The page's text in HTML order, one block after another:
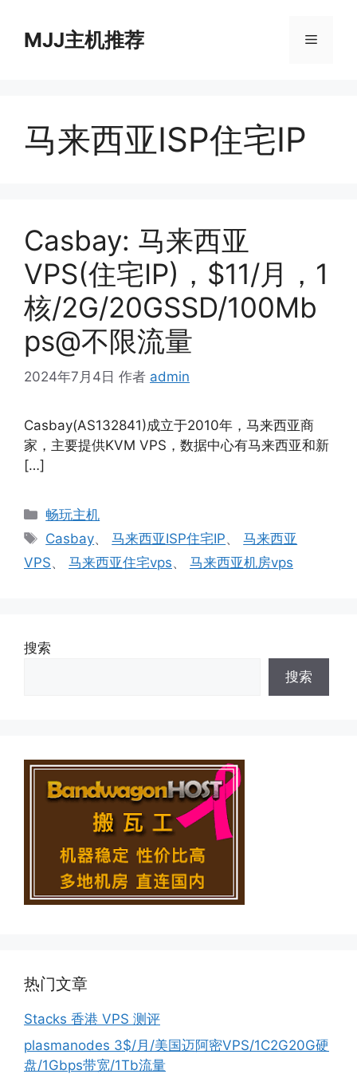
MJJ主机推荐 菜
马来西亚ISP住宅IP
Casbay: 马来西亚
VPS(住宅IP)，$11/月，1
核/2G/20GSSD/100Mb
ps@不限流量
2024年7月4日 作者 admin
Casbay(AS132841)成立于2010年，马来西亚商
家，主要提供KVM VPS，数据中心有马来西亚和新
[…]
分
类
畅玩主机
标
签
Casbay、马来西亚ISP住宅IP、马来西亚
VPS、 马来西亚住宅vps、 马来西亚机房vps
搜索
搜索
热门文章
Stacks 香港 VPS 测评
plasmanodes 3$/月/美国迈阿密VPS/1C2G20G硬
盘/1Gbps带宽/1Tb流量